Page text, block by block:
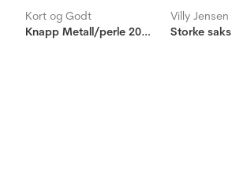
Kort og Godt
Knapp Metall/perle 20mm
Villy Jensen
Storke saks